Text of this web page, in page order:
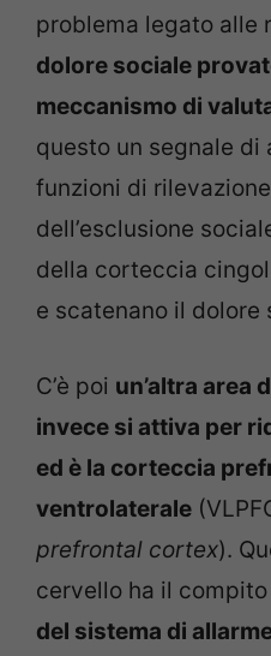
problema legato alle
dolore sociale
meccanismo di
questo un segnale di
funzioni di
dell’esclusione
della corteccia
e scatenano il dolore
C’è poi un’altra area
invece si attiva per
ed è la corteccia
ventrolaterale
prefrontal cortex).
cervello ha il compito
del sistema di